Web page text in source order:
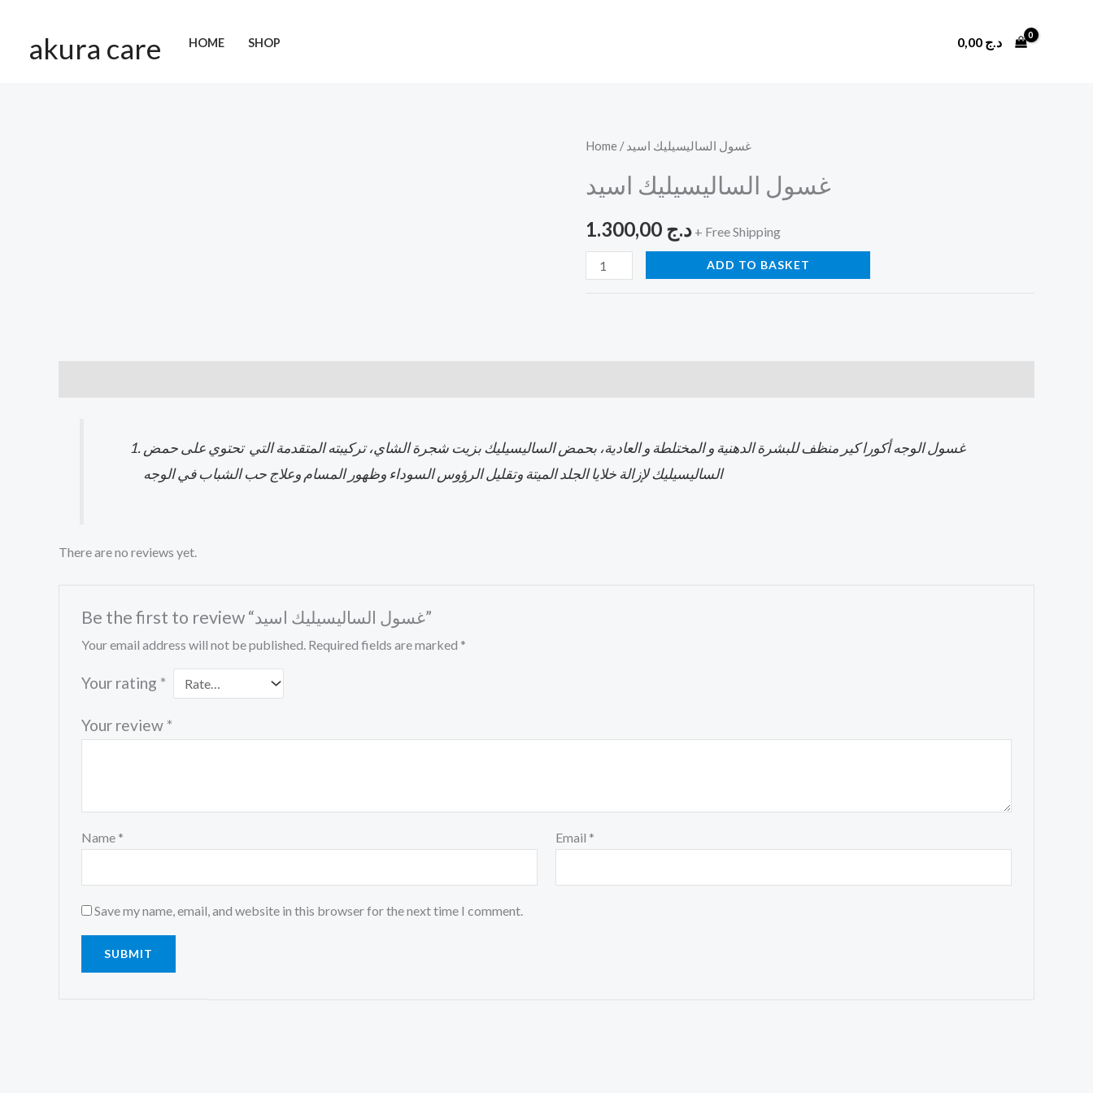
contentakura care HOME SHOP د.ج 0,00
Home / غسول الساليسيليك اسيد
غسول الساليسيليك اسيد
د.ج + Free Shipping
غسول
اسيد
ADD TO BASKET
غسول الوجه أكورا كير منظف للبشرة الدهنية و المختلطة و العادية، بحمض الساليسيليك بزيت شجرة الشاي، تركيبته المتقدمة التي تحتوي على حمض
الساليسيليك لإزالة خلايا الجلد الميتة وتقليل الرؤوس السوداء وظهور المسام وعلاج حب الشباب في الوجه
There are no reviews yet.
Be the first to review “غسول الساليسيليك اسيد”
Your email address will not be published. Required fields are marked *
Your rating *
Your review *
Name * Email *
Save my name, email, and website in this browser for the next time I comment.